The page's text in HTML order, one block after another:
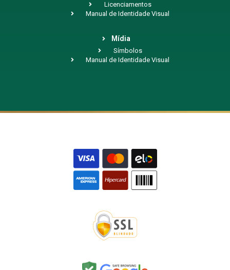
Licenciamentos
Manual de Identidade Visual
Mídia
Símbolos
Manual de Identidade Visual